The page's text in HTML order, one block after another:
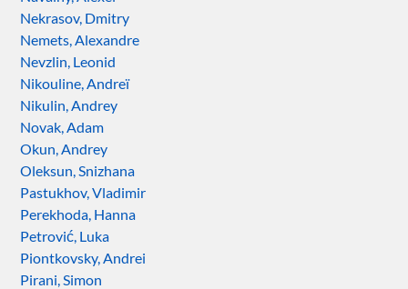
Nekrasov, Dmitry
Nemets, Alexandre
Nevzlin, Leonid
Nikouline, Andreï
Nikulin, Andrey
Novak, Adam
Okun, Andrey
Oleksun, Snizhana
Pastukhov, Vladimir
Perekhoda, Hanna
Petrović, Luka
Piontkovsky, Andrei
Pirani, Simon